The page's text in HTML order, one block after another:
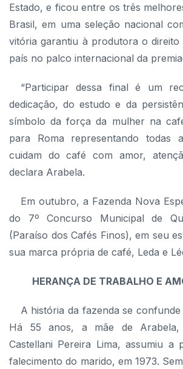
Estado, e ficou entre os três
Brasil, em uma seleção nacional
vitória garantiu à produtora o
país no palco internacional da
“Participar dessa final é um
dedicação, do estudo e da
símbolo da força da mulher na
para Roma representando todas
cuidam do café com amor,
declara Arabela.
Em outubro, a Fazenda Nova
do 7º Concurso Municipal de
(Paraíso dos Cafés Finos), em seu
sua marca própria de café, Leda e
HERANÇA DE TRABALHO E
A história da fazenda se
Há 55 anos, a mãe de Arabela,
Castellani Pereira Lima, assumiu a
falecimento do marido, em 1973.